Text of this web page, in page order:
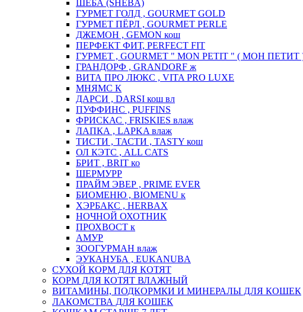
ШЕБА (SHEBA)
ГУРМЕТ ГОЛД , GOURMET GOLD
ГУРМЕТ ПЁРЛ , GOURMET PERLE
ДЖЕМОН , GEMON кош
ПЕРФЕКТ ФИТ, PERFECT FIT
ГУРМЕТ , GOURMET " MON PETIT " ( МОН ПЕТИТ
ГРАНДОРФ , GRANDORF ж
ВИТА ПРО ЛЮКС , VITA PRO LUXE
МНЯМС К
ДАРСИ , DARSI кош вл
ПУФФИНС , PUFFINS
ФРИСКАС , FRISKIES влаж
ЛАПКА , LAPKA влаж
ТИСТИ , ТАСТИ , TASTY кош
ОЛ КЭТС , ALL CATS
БРИТ , BRIT ко
ШЕРМУРР
ПРАЙМ ЭВЕР , PRIME EVER
БИОМЕНЮ , BIOMENU к
ХЭРБАКС , HERBAX
НОЧНОЙ ОХОТНИК
ПРОХВОСТ к
АМУР
ЗООГУРМАН влаж
ЭУКАНУБА , EUKANUBA
СУХОЙ КОРМ ДЛЯ КОТЯТ
КОРМ ДЛЯ КОТЯТ ВЛАЖНЫЙ
ВИТАМИНЫ, ПОДКОРМКИ И МИНЕРАЛЫ ДЛЯ КОШЕК
ЛАКОМСТВА ДЛЯ КОШЕК